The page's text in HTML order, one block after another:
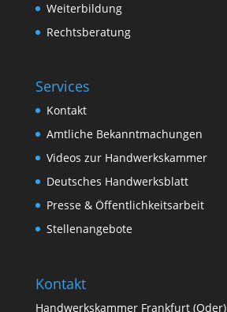
Weiterbildung
Rechtsberatung
Services
Kontakt
Amtliche Bekanntmachungen
Videos zur Handwerkskammer
Deutsches Handwerksblatt
Presse & Öffentlichkeitsarbeit
Stellenangebote
Kontakt
Handwerkskammer Frankfurt (Oder)